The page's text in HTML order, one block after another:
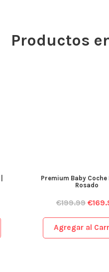
Productos
Premium Baby Coche
Rosado
€199.99 €
Agregar al